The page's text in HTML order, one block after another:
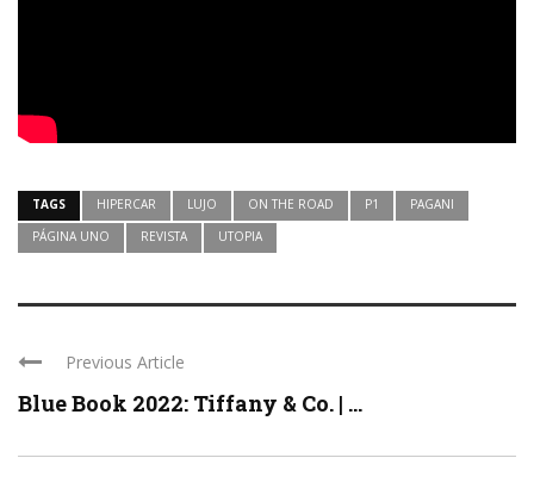
TAGS HIPERCAR LUJO ON THE ROAD P1
PAGANI
PÁGINA UNO
REVISTA UTOPIA
Previous Article
Blue Book 2022: Tiffany & Co. | ...